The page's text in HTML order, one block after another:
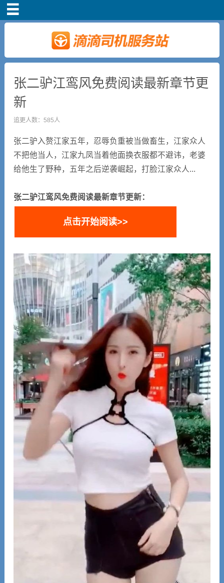
司机注册
新手指导
奖励政策
滴滴车主司机端下
载
张二驴江鸾风免费阅读最新章节更
新
追更人数：585人
张二驴入赘江家五年，忍辱负重被当做畜生，江家众人
不把他当人，江家九凤当着他面换衣服都不避讳，老婆
给他生了野种，五年之后逆袭崛起，打脸江家众人...
张二驴江鸾风免费阅读最新章节更新：
点击开始阅读>>